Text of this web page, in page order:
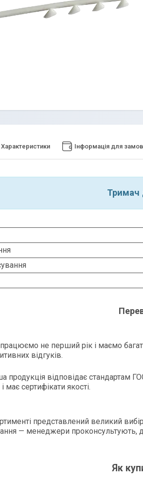
Характеристики Інформація для
Тримач
не перший рік і маємо
відгуків.
продукція відповідає стандартам
має сертифікати якості.
представлений великий
— менеджери
Як